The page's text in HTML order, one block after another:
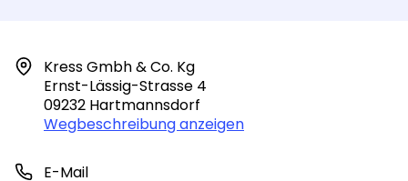
Kress Gmbh & Co. Kg
Ernst-Lässig-Strasse 4
09232 Hartmannsdorf
Wegbeschreibung anzeigen
E-Mail